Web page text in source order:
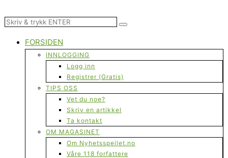
FORSIDEN
INNLOGGING
Logg inn
Registrer (Gratis)
TIPS OSS
Vet du noe?
Skriv en artikkel
Ta kontakt
OM MAGASINET
Om Nyhetsspeilet.no
Våre 118 forfattere